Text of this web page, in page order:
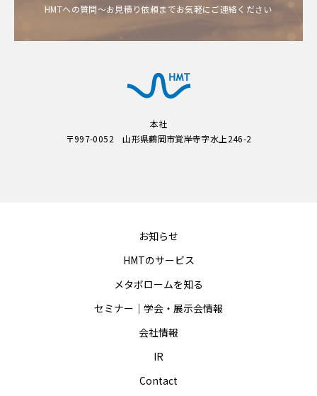
HMTへの質問～お見積り依頼までお気軽にご連絡ください
本社
〒997-0052 山形県鶴岡市覚岸寺字水上246-2
お知らせ
HMTのサービス
メタボロームを知る
セミナー｜学会・展示会情報
会社情報
IR
Contact